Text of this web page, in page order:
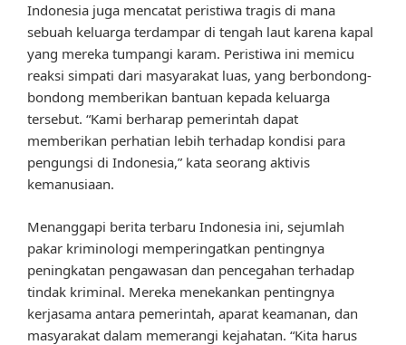
Indonesia juga mencatat peristiwa tragis di mana
sebuah keluarga terdampar di tengah laut karena kapal
yang mereka tumpangi karam. Peristiwa ini memicu
reaksi simpati dari masyarakat luas, yang berbondong-
bondong memberikan bantuan kepada keluarga
tersebut. “Kami berharap pemerintah dapat
memberikan perhatian lebih terhadap kondisi para
pengungsi di Indonesia,” kata seorang aktivis
kemanusiaan.
Menanggapi berita terbaru Indonesia ini, sejumlah
pakar kriminologi memperingatkan pentingnya
peningkatan pengawasan dan pencegahan terhadap
tindak kriminal. Mereka menekankan pentingnya
kerjasama antara pemerintah, aparat keamanan, dan
masyarakat dalam memerangi kejahatan. “Kita harus